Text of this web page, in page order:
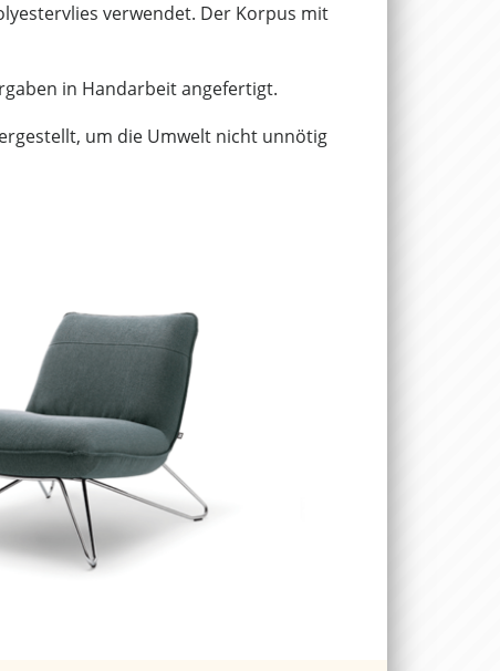
verwendet. Der Korpus mit
in Handarbeit angefertigt.
um die Umwelt nicht unnötig